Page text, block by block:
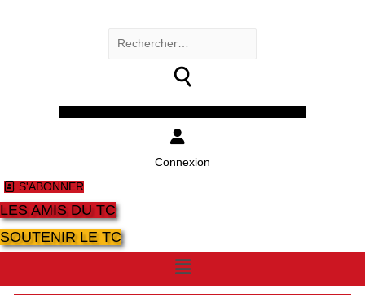
Rechercher :
Connexion
S'ABONNER
LES AMIS DU TC
SOUTENIR LE TC
Menu